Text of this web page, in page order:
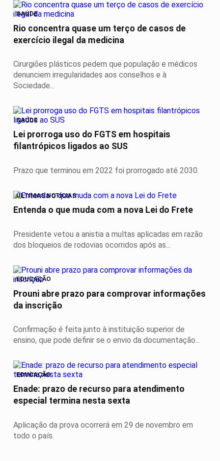
SAÚDE
Rio concentra quase um terço de casos de
exercício ilegal da medicina
Cirurgiões plásticos pedem que população e médicos
denunciem irregularidades aos conselhos e à
Sociedade...
SAÚDE
Lei prorroga uso do FGTS em hospitais
filantrópicos ligados ao SUS
Prazo que terminou em 2022 foi prorrogado até 2030.
ÚLTIMAS NOTÍCIAS
Entenda o que muda com a nova Lei do Frete
Presidente vetou a anistia a multas aplicadas em razão
dos bloqueios de rodovias ocorridos após as...
EDUCAÇÃO
Prouni abre prazo para comprovar informações
da inscrição
Confirmação é feita junto à instituição superior de
ensino, que pode definir se o envio da documentação...
EDUCAÇÃO
Enade: prazo de recurso para atendimento
especial termina nesta sexta
Aplicação da prova ocorrerá em 29 de novembro em
todo o país.